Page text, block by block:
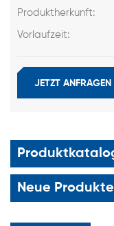
Produktherkunft:
Vorlaufzeit:
JETZT ANFRAGEN
Neue Produkte